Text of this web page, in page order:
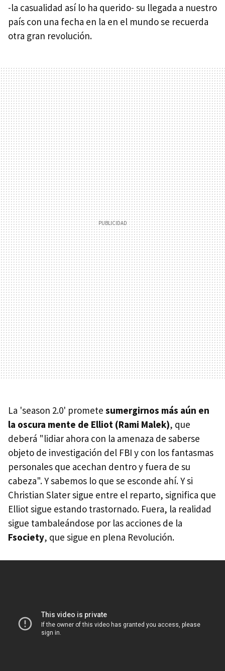
-la casualidad así lo ha querido- su llegada a nuestro
país con una fecha en la en el mundo se recuerda
otra gran revolución.
La 'season 2.0' promete sumergirnos más aún en
la oscura mente de Elliot (Rami Malek), que
deberá "lidiar ahora con la amenaza de saberse
objeto de investigación del FBI y con los fantasmas
personales que acechan dentro y fuera de su
cabeza". Y sabemos lo que se esconde ahí. Y si
Christian Slater sigue entre el reparto, significa que
Elliot sigue estando trastornado. Fuera, la realidad
sigue tambaleándose por las acciones de la
Fsociety, que sigue en plena Revolución.